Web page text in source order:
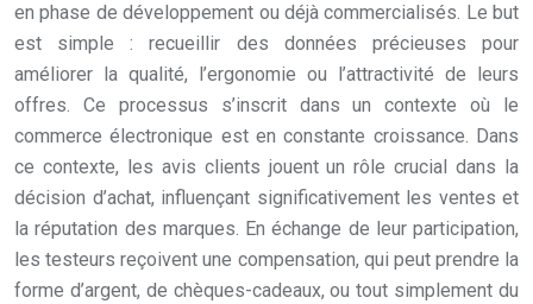
en phase de développement ou déjà commercialisés. Le but
est simple : recueillir des données précieuses pour
améliorer la qualité, l’ergonomie ou l’attractivité de leurs
offres. Ce processus s’inscrit dans un contexte où le
commerce électronique est en constante croissance. Dans
ce contexte, les avis clients jouent un rôle crucial dans la
décision d’achat, influençant significativement les ventes et
la réputation des marques. En échange de leur participation,
les testeurs reçoivent une compensation, qui peut prendre la
forme d’argent, de chèques-cadeaux, ou tout simplement du